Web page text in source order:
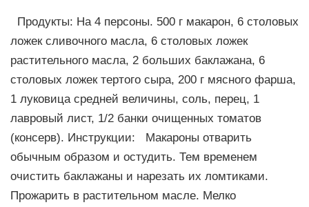
Продукты: На 4 персоны. 500 г макарон, 6 столовых
ложек сливочного масла, 6 столовых ложек
растительного масла, 2 больших баклажана, 6
столовых ложек тертого сыра, 200 г мясного фарша,
1 луковица средней величины, соль, перец, 1
лавровый лист, 1/2 банки очищенных томатов
(консерв). Инструкции: Макароны отварить
обычным образом и остудить. Тем временем
очистить баклажаны и нарезать их ломтиками.
Прожарить в растительном масле. Мелко